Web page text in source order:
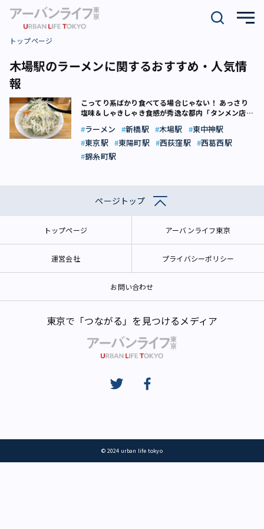
トップページ
木場駅のラーメンに関するおすすめ・人気情
報
こってり系ばかり食べてる場合じゃない！ あっさり
塩味＆しゃきしゃき食感が秀逸な都内「タンメン店」
ラーメン 新橋駅 木場駅
東中神駅
東京駅
東陽町駅 西荻窪駅
西葛西駅
錦糸町駅
ページトップ
トップページ アーバンライフ東京
運営会社 プライバシーポリシー
お問い合わせ
東京で「つながる」を見つけるメディア
© 2024 urban life tokyo